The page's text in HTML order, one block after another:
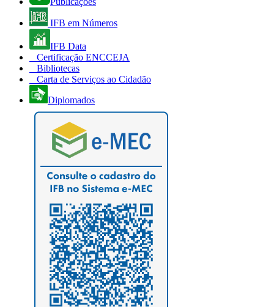
IFB em Números
IFB Data
Certificação ENCCEJA
Bibliotecas
Carta de Serviços ao Cidadão
Diplomados